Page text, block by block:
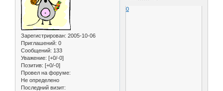
Зарегистрирован: 2005-10-06
Приглашений: 0
Сообщений: 133
Уважение: [+0/-0]
Позитив: [+0/-0]
Провел на форуме:
Не определено
Последний визит:
0